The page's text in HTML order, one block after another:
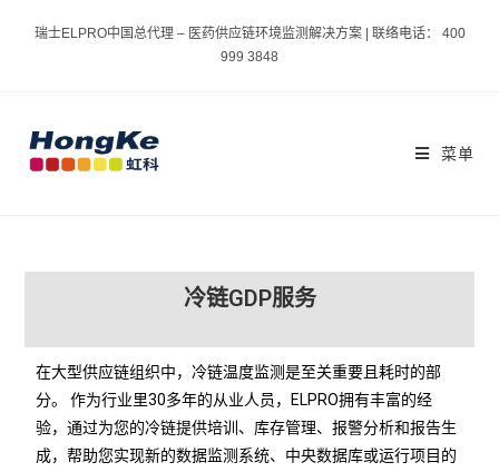
瑞士ELPRO中国总代理 – 医药供应链环境监测解决方案 | 联络电话： 400
999 3848
菜单
冷链GDP服务
在大型供应链组织中，冷链温度监测是至关重要且耗时的部
分。 作为行业里30多年的从业人员，ELPRO拥有丰富的经
验，通过为您的冷链提供培训、库存管理、报警分析和报告生
成，帮助您实现新的数据监测系统、中央数据库或运行项目的